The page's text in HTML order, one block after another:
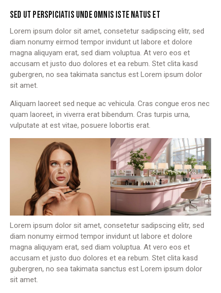
SED UT PERSPICIATIS UNDE OMNIS ISTE NATUS ET
Lorem ipsum dolor sit amet, consetetur sadipscing elitr, sed
diam nonumy eirmod tempor invidunt ut labore et dolore
magna aliquyam erat, sed diam voluptua. At vero eos et
accusam et justo duo dolores et ea rebum. Stet clita kasd
gubergren, no sea takimata sanctus est Lorem ipsum dolor
sit amet.
Aliquam laoreet sed neque ac vehicula. Cras congue eros nec
quam laoreet, in viverra erat bibendum. Cras turpis urna,
vulputate at est vitae, posuere lobortis erat.
Lorem ipsum dolor sit amet, consetetur sadipscing elitr, sed
diam nonumy eirmod tempor invidunt ut labore et dolore
magna aliquyam erat, sed diam voluptua. At vero eos et
accusam et justo duo dolores et ea rebum. Stet clita kasd
gubergren, no sea takimata sanctus est Lorem ipsum dolor
sit amet.